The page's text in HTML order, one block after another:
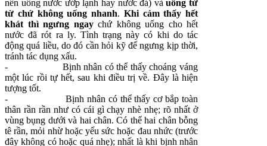
nên uống nước ướp lạnh hay nước đá) và uống từ
từ chứ không uống nhanh. Khi cảm thấy hết
khát thì ngưng ngaychứ không uống cho hết
nước đã rót ra ly. Tình trạng này có khi do tác
động quá liều, do đó cần hỏi kỹ để ngưng kịp thời,
tránh tác dụng xấu.
-
Bịnh nhân có thể thấy choáng váng
một lúc rồi tự hết, sau khi điều trị về. Đây là hiện
tượng tốt.
-
Bịnh nhân có thể thấy cơ bắp toàn
thân rần rần như có cái gì chạy nhè nhẹ; rõ nhất ở
vùng bụng dưới và hai chân. Có thể hai chân bỗng
tê rần, mỏi nhừ hoặc yếu sức hoặc đau nhức (trước
đây không có hoặc quá nhẹ); nhất là khi bịnh nhân